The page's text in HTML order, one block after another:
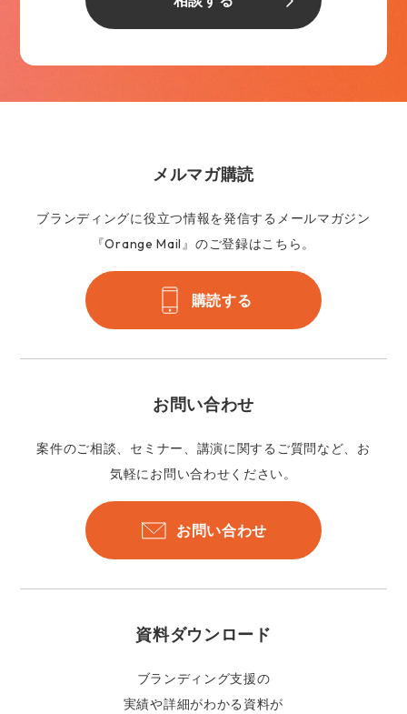
メルマガ購読
ブランディングに役立つ情報を発信するメールマガジン
『Orange Mail』のご登録はこちら。
購読する
お問い合わせ
案件のご相談、セミナー、講演に関するご質問など、お
気軽にお問い合わせください。
お問い合わせ
資料ダウンロード
ブランディング支援の
実績や詳細がわかる資料が